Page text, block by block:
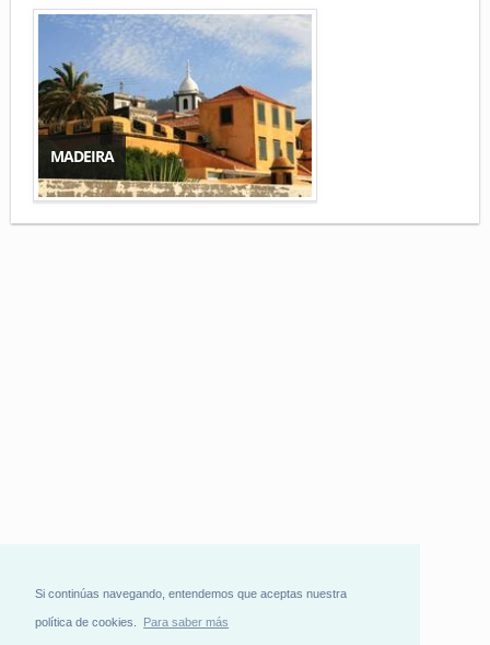
Si continúas navegando, entendemos que aceptas nuestra
política de cookies. Para saber más
MADEIRA